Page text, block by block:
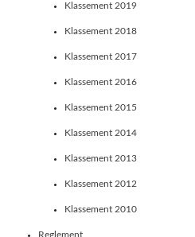
Klassement 2019
Klassement 2018
Klassement 2017
Klassement 2016
Klassement 2015
Klassement 2014
Klassement 2013
Klassement 2012
Klassement 2010
Reglement